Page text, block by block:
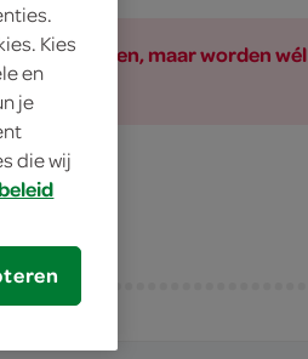
de producten, maar worden
Kies
en
je
die wij